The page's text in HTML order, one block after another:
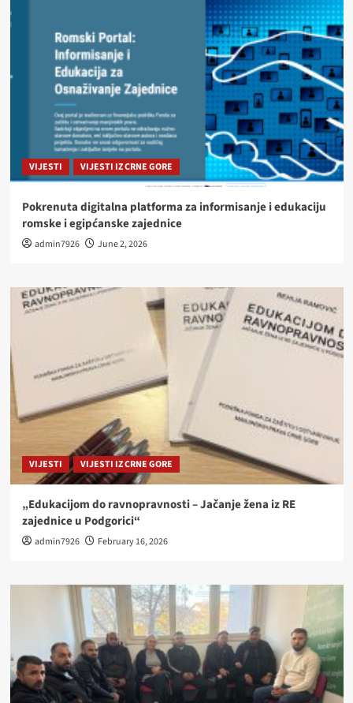
VIJESTI VIJESTI IZ CRNE GORE
Pokrenuta digitalna platforma za informisanje i edukaciju
romske i egipćanske zajednice
admin7926 June 2, 2026
VIJESTI VIJESTI IZ CRNE GORE
„Edukacijom do ravnopravnosti – Jačanje žena iz RE
zajednice u Podgorici“
admin7926 February 16, 2026